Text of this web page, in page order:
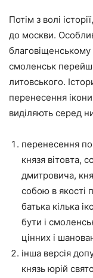
Потім з волі
до москви.
благовіщенському
смоленськ
литовського.
перенесення
виділяють серед
перенесення
князя вітовта,
дмитровича,
собою в якості
батька кілька
бути і
цінних і
інша версія
князь юрій